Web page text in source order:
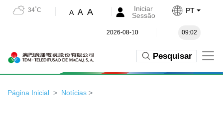
34˚C A A A
Iniciar
Sessão
PT
2026-08-10 09:02
Pesquisar
Página Inicial Notícias >